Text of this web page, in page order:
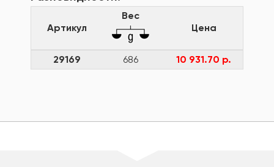
Артикул
Вес
Цена
29169 686 10 931.70 р.